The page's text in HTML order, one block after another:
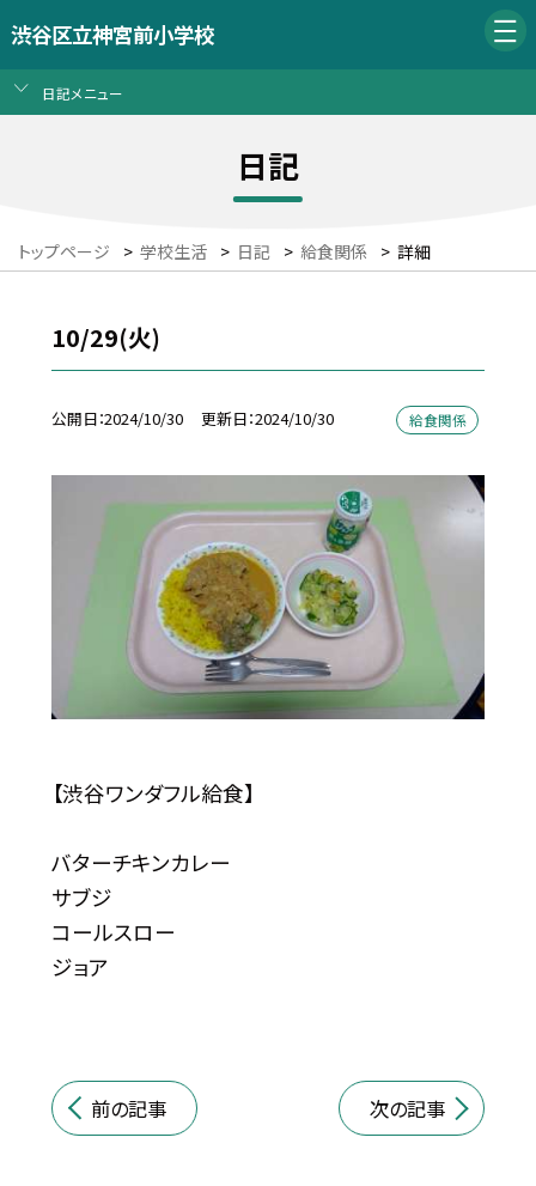
渋谷区立神宮前小学校
日記メニュー
日記
トップページ > 学校生活 > 日記 > 給食関係 > 詳細
10/29(火)
公開日 2024/10/30 更新日 2024/10/30 給食関係
【渋谷ワンダフル給食】
バターチキンカレー
サブジ
コールスロー
ジョア
前の記事 次の記事